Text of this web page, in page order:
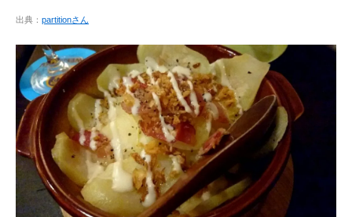
出典： partitionさん